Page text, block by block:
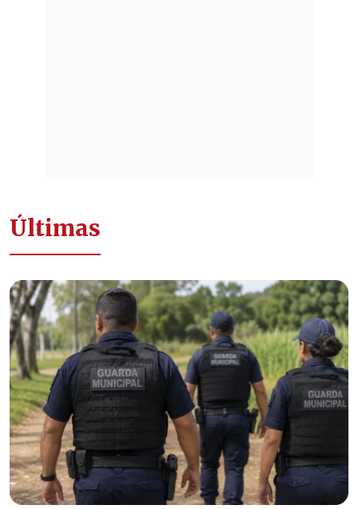
Últimas